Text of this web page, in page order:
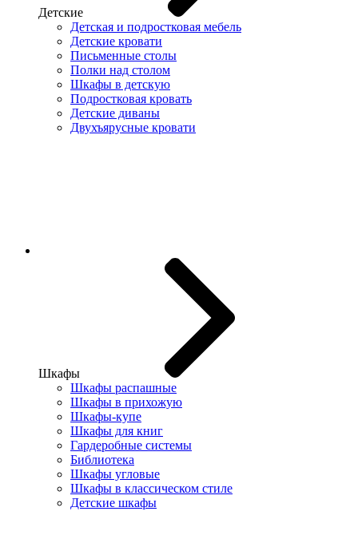
Детские
Детская и подростковая мебель
Детские кровати
Письменные столы
Полки над столом
Шкафы в детскую
Подростковая кровать
Детские диваны
Двухъярусные кровати
Шкафы
Шкафы распашные
Шкафы в прихожую
Шкафы-купе
Шкафы для книг
Гардеробные системы
Библиотека
Шкафы угловые
Шкафы в классическом стиле
Детские шкафы